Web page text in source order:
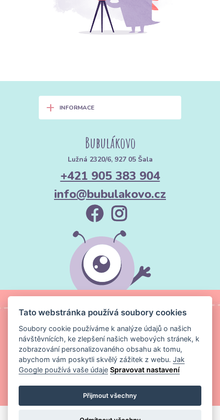
+ INFORMACE
Bubulákovo
Lužná 2320/6, 927 05 Šala
+421 905 383 904
info@bubulakovo.cz
2026 Všechna práva vyhrazena
Tato webstránka používá soubory cookies
Soubory cookie používáme k analýze údajů o našich
návštěvnících, ke zlepšení našich webových stránek, k
zobrazování personalizovaného obsahu ak tomu,
abychom vám poskytli skvělý zážitek z webu.Jak
Google používá vaše údaje Spravovat nastavení
Přijmout všechny